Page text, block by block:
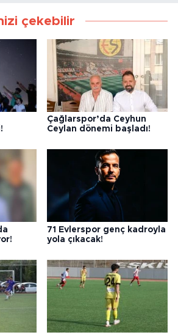
çekebilir
Çağlarspor’da Ceyhun
Ceylan dönemi başladı!
71 Evlerspor genç kadroyla
yola çıkacak!